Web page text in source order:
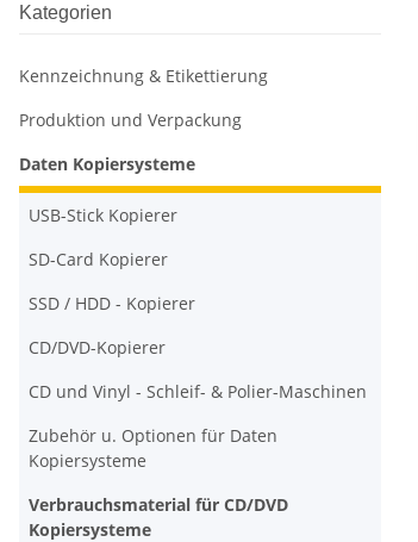
Kategorien
Kennzeichnung & Etikettierung
Produktion und Verpackung
Daten Kopiersysteme
USB-Stick Kopierer
SD-Card Kopierer
SSD / HDD - Kopierer
CD/DVD-Kopierer
CD und Vinyl - Schleif- & Polier-Maschinen
Zubehör u. Optionen für Daten
Kopiersysteme
Verbrauchsmaterial für CD/DVD
Kopiersysteme